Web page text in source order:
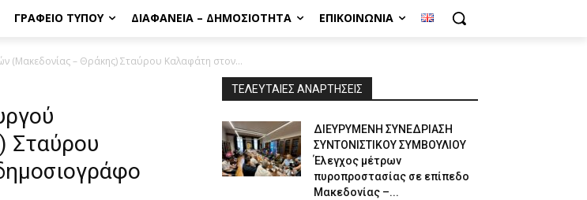
ΓΡΑΦΕΊΟ ΤΎΠΟΥ ΔΙΑΦΆΝΕΙΑ – ΔΗΜΟΣΙΌΤΗΤΑ ΕΠΙΚΟΙΝΩΝΊΑ
(Μακεδονίας – Θράκης) Σταύρου Καλαφάτη στον...
Σταύρου
ΤΕΛΕΥΤΑΙΕΣ ΑΝΑΡΤΗΣΕΙΣ
ΔΙΕΥΡΥΜΕΝΗ ΣΥΝΕΔΡΙΑΣΗ
ΣΥΝΤΟΝΙΣΤΙΚΟΥ ΣΥΜΒΟΥΛΙΟΥ
Έλεγχος μέτρων
πυροπροστασίας σε επίπεδο
Μακεδονίας –...